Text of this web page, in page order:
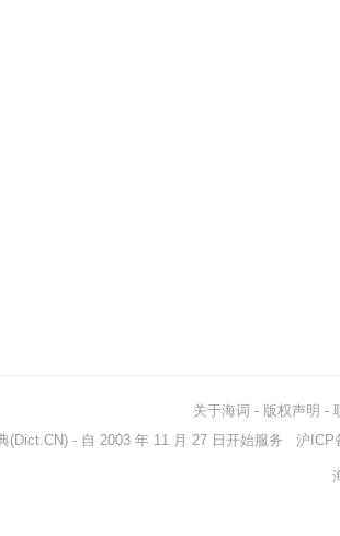
关于海词 - 版权声明 -
(Dict.CN) - 自 2003 年 11 月 27 日开始服务 沪ICP